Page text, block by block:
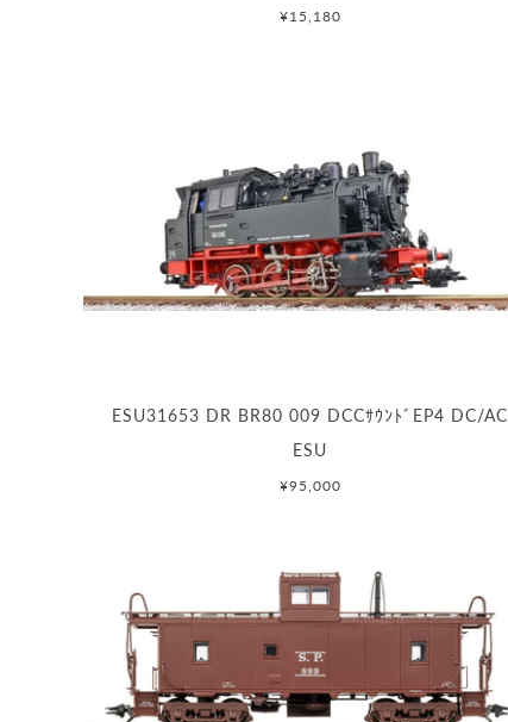
¥15,180
ESU31653 DR BR80 009 DCCｻｳﾝﾄﾞEP4 DC/AC
ESU
¥95,000